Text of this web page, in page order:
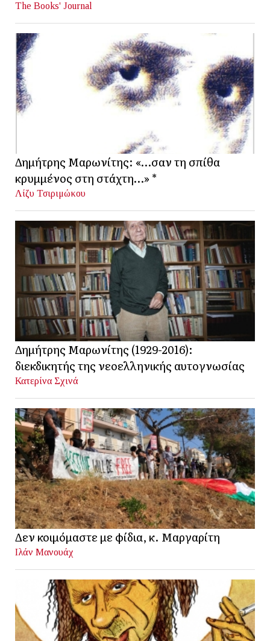
The Books' Journal
Δημήτρης Μαρωνίτης: «…σαν τη σπίθα
κρυμμένος στη στάχτη…» *
Λίζυ Τσιριμώκου
Δημήτρης Μαρωνίτης (1929-2016):
διεκδικητής της νεοελληνικής αυτογνωσίας
Κατερίνα Σχινά
Δεν κοιμόμαστε με φίδια, κ. Μαργαρίτη
Ιλάν Μανουάχ